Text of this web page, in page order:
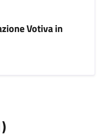
Votiva in